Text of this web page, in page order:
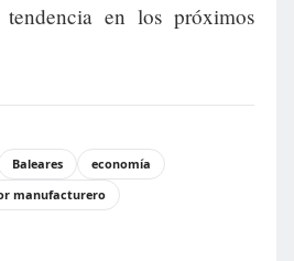
en los próximos
Baleares
economía
manufacturero